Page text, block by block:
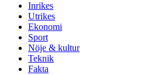
Inrikes
Utrikes
Ekonomi
Sport
Nöje & kultur
Teknik
Fakta